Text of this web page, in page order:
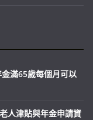
滿65歲每個月可以
人津貼與年金申請資